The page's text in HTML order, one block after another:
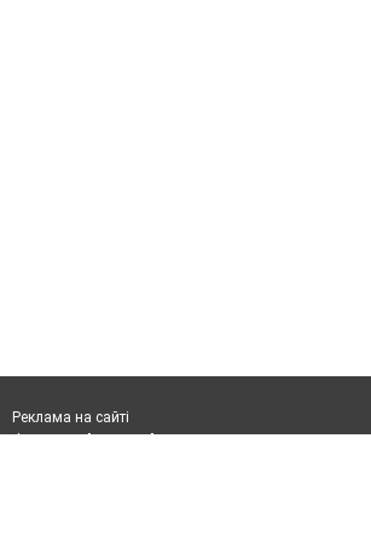
Реклама на сайті
Франшиза "CitySites"